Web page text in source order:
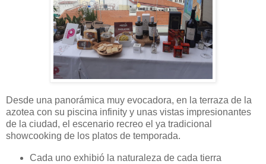
Desde una panorámica muy evocadora, en la terraza de la
azotea con su piscina infinity y unas vistas impresionantes
de la ciudad, el escenario recreo el ya tradicional
showcooking de los platos de temporada.
Cada uno exhibió la naturaleza de cada tierra